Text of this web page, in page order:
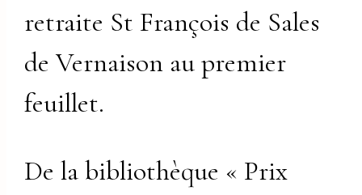
retraite St François de Sales
de Vernaison au premier
feuillet.
De la bibliothèque « Prix